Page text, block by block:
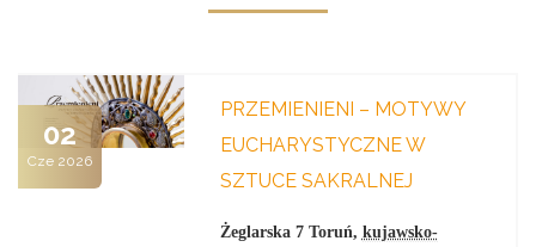
02
Cze 2026
PRZEMIENIENI – MOTYWY
EUCHARYSTYCZNE W
SZTUCE SAKRALNEJ
Żeglarska 7 Toruń, kujawsko-